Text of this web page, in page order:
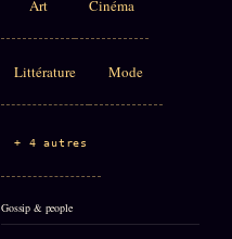
Art Cinéma
Littérature Mode
+ 4 autres
Gossip & people